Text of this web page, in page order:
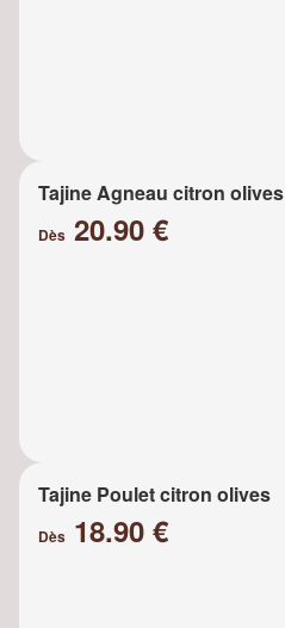
Tajine Agneau citron olives
Dès 20.90 €
Tajine Poulet citron olives
Dès 18.90 €